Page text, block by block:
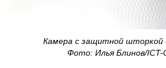
Камера с защитной шторкой
Фото: Илья Блинов/ICT-